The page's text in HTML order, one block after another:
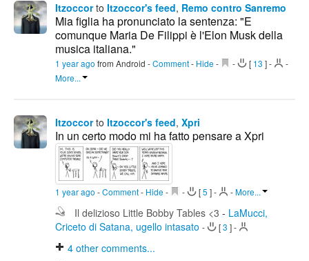
Itzoccor to Itzoccor's feed, Remo contro Sanremo
Mia figlia ha pronunciato la sentenza: "E
comunque Maria De Filippi è l'Elon Musk della
musica italiana."
1 year ago from Android -Comment- Hide - - [ 13 ]-
-
More...
Itzoccor to Itzoccor's feed, Xpri
In un certo modo mi ha fatto pensare a Xpri
1 year ago -Comment- Hide - - [5 ]- -More...
Il delizioso Little Bobby Tables <3 - LaMucci,
Criceto di Satana, ugello intasato - [3 ]-
4 other comments...